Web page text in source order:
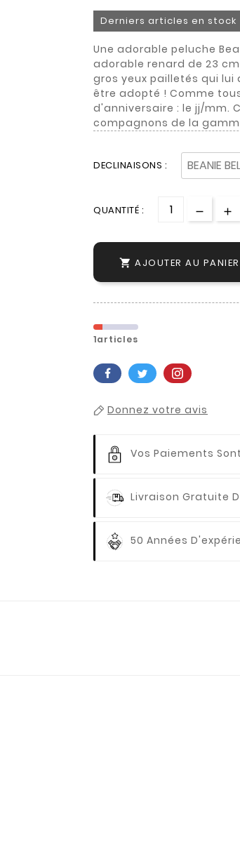
Derniers articles en stock
Une adorable peluche
adorable renard de 23
gros yeux pailletés qui
être adopté ! Comme
d'anniversaire : le jj/mm.
compagnons de la
DECLINAISONS :
QUANTITÉ :
 AJOUTER AU PANIER
1articles
Donnez votre avis
Vos Paiements
Livraison Gratuite
50 Années